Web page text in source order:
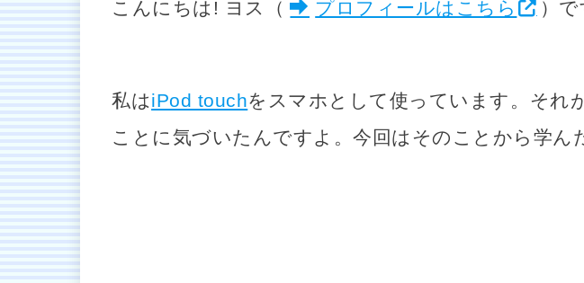
こんにちは! ヨス（ プロフィールはこちら ）で
私はiPod touchをスマホとして使っています。それ
ことに気づいたんですよ。今回はそのことから学ん